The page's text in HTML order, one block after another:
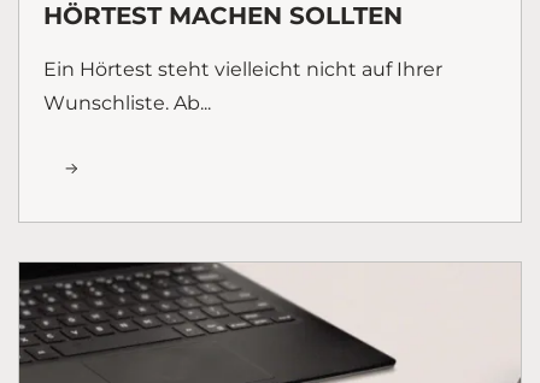
HÖRTEST MACHEN SOLLTEN
Ein Hörtest steht vielleicht nicht auf Ihrer
Wunschliste. Ab...